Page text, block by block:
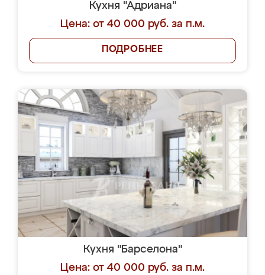
Кухня "Адриана"
Цена: от 40 000 руб. за п.м.
ПОДРОБНЕЕ
Кухня "Барселона"
Цена: от 40 000 руб. за п.м.